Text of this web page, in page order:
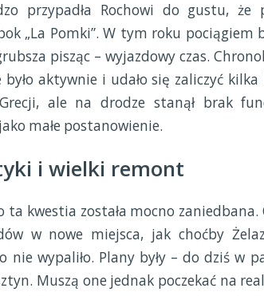
przypadła Rochowi do gustu, że
„La Pomki”. W tym roku pociągiem
pisząc – wyjazdowy czas.
było aktywnie i udało się zaliczyć
ale na drodze stanął brak
małe postanowienie.
i wielki remont
ta kwestia została mocno zaniedbana.
w nowe miejsca, jak choćby
wypaliło. Plany były – do dziś w
Muszą one jednak poczekać na